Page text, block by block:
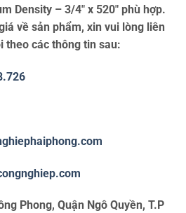
Density – 3/4″ x 520″ phù hợp.
về sản phẩm, xin vui lòng liên
theo các thông tin sau:
Phong, Quận Ngô Quyền, T.P